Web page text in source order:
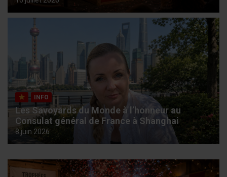
INFO
Les Savoyards du Monde à l’honneur au
Consulat général de France à Shanghai
8 juin 2026